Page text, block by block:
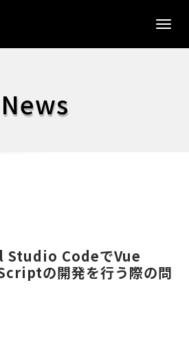
News
Studio CodeでVue
の開発を行う際の問